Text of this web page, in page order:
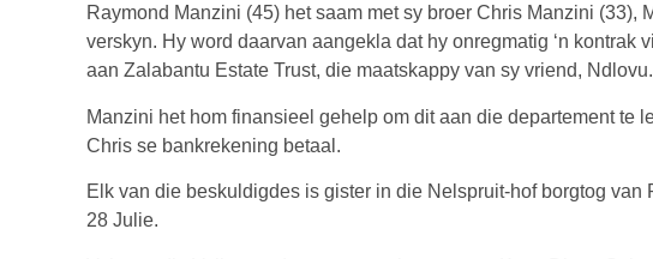
Raymond Manzini (45) het saam met sy broer Chris Manzini (33),
verskyn. Hy word daarvan aangekla dat hy onregmatig ‘n kontrak
aan Zalabantu Estate Trust, die maatskappy van sy vriend, Ndlovu.
Manzini het hom finansieel gehelp om dit aan die departement te
Chris se bankrekening betaal.
Elk van die beskuldigdes is gister in die Nelspruit-hof borgtog
28 Julie.